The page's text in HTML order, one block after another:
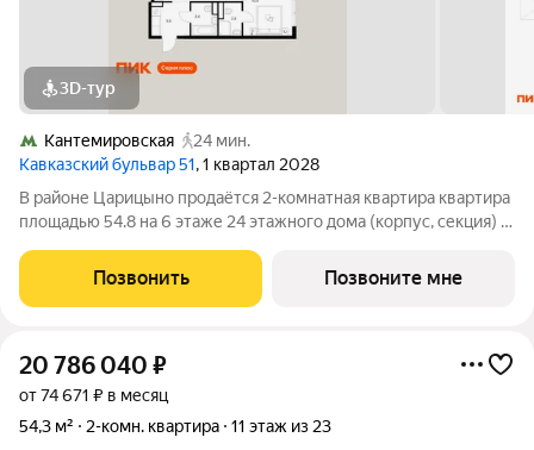
3D-тур
Кантемировская
24 мин.
Кавказский бульвар 51, 1 квартал 2028
В районе Царицыно продаётся 2-комнатная квартира квартира
площадью 54.8 на 6 этаже 24 этажного дома (корпус, секция) в
17 минут пешком до станции метро «Кантемировская» и 20
минут до станции
Позвонить Позвоните мне
20 786 040 ₽
от 74 671 ₽ в месяц
54,3 м²
2-комн. квартира 11 этаж из 23